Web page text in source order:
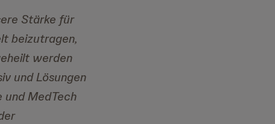
Stärke für
beizutragen,
werden
und Lösungen
und MedTech